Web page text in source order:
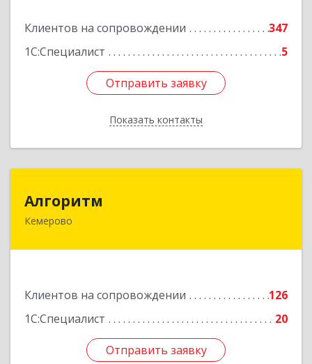
Клиентов на сопровождении
347
1С:Специалист
5
Отправить заявку
Показать контакты
Отправить заявку
Назад
Алгоритм
Кемерово
Клиентов на сопровождении
126
1С:Специалист
20
Отправить заявку
Отправить заявку